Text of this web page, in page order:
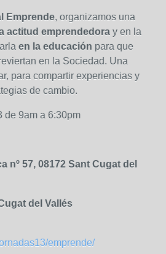
Emprende, organizamos una
actitud emprendedora y en la
en la educación para que
en la Sociedad. Una
para compartir experiencias y
de cambio.
de 9am a 6:30pm
nº 57, 08172 Sant Cugat del
del Vallés
emprende/